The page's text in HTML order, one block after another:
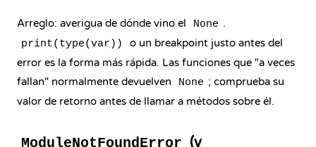
Arreglo: averigua de dónde vino el None .
print(type(var))
o un breakpoint justo antes del
error es la forma más rápida. Las funciones que "a veces
fallan" normalmente devuelven
None ; comprueba su
valor de retorno antes de llamar a métodos sobre él.
ModuleNotFoundError (y